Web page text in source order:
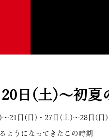
日(土)～初夏
21日(日)・27日(土)～28日(日)
ようになってきたこの時期